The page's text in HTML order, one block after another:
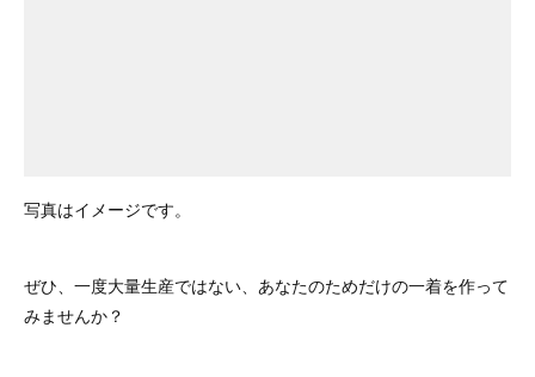
写真はイメージです。
ぜひ、一度大量生産ではない、あなたのためだけの一着を作って
みませんか？